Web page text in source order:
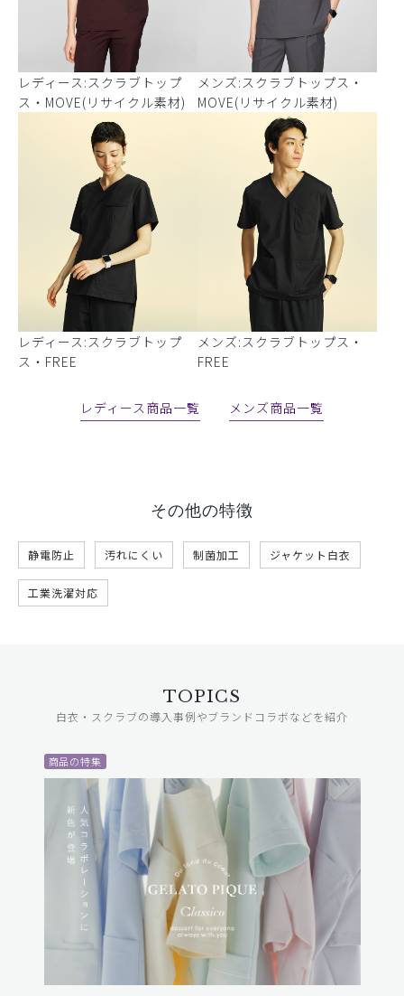
レディース:スクラブトップ
ス・MOVE(リサイクル素材)
メンズ:スクラブトップス・
MOVE(リサイクル素材)
レディース:スクラブトップ
ス・FREE
メンズ:スクラブトップス・
FREE
レディース商品一覧 メンズ商品一覧
その他の特徴
静電防止 汚れにくい 制菌加工 ジャケット白衣
工業洗濯対応
TOPICS
白衣・スクラブの導入事例やブランドコラボなどを紹介
商品の特集